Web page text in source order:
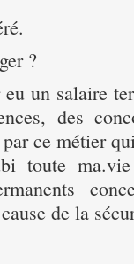
?
un salaire
des
ce métier
toute
de la